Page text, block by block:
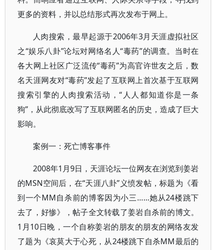
更多的资料，并以总结形式再次发布于网上。
人肉搜索，最早起源于2006年3月天涯虚拟社区
之“娱乐八卦”论坛对网络名人“毒药”的调查。当时在
各大网上社区广泛流传“毒药”为高官许世友之后，数
名天涯网友对“毒药”发起了互联网上首次基于互联网
搜索引擎的人肉搜索活动，“人人都知道你是一条
狗”，从此彻底改写了互联网匿名的历史，造成了巨大
影响。
案例一：死亡博客事件
2008年1月9日，天涯论坛一位网友在浏览到姜岩
的MSN空间后，在“天涯八卦”义愤发帖，标题为《看
到一个MM自杀前的博客因为小三……她从24楼跳下
去了，好惨》，帖子全文转载了姜岩自杀前的博文。
1月10日晚，一个自称姜岩的朋友的朋友的网络友发
了题为《哀莫大于心死，从24楼跳下自杀MM最后的